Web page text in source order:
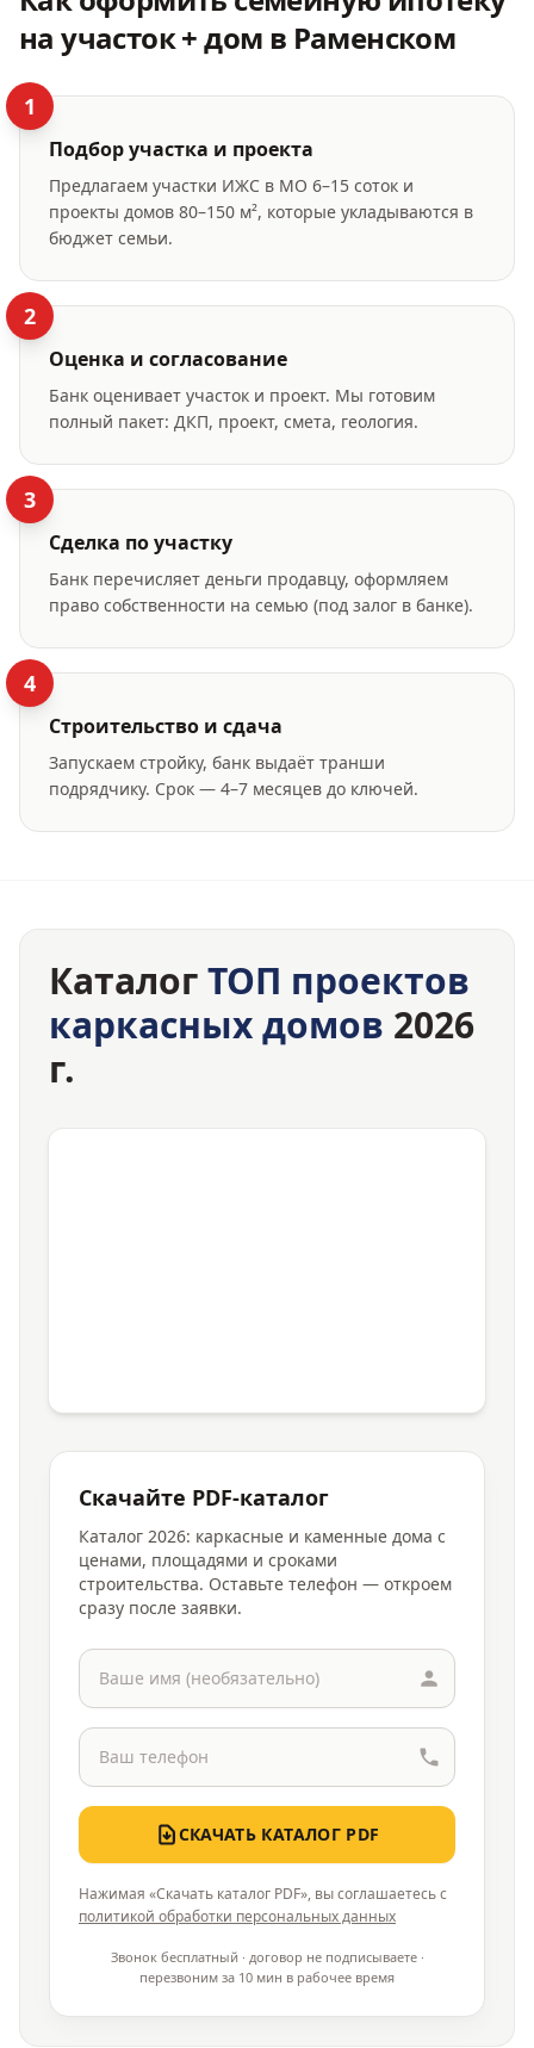
на участок + дом в Раменском
1
Подбор участка и проекта
Предлагаем участки ИЖС в МО 6–15 соток и
проекты домов 80–150 м², которые укладываются в
бюджет семьи.
2
Оценка и согласование
Банк оценивает участок и проект. Мы готовим
полный пакет: ДКП, проект, смета, геология.
3
Сделка по участку
Банк перечисляет деньги продавцу, оформляем
право собственности на семью (под залог в банке).
4
Строительство и сдача
Запускаем стройку, банк выдаёт транши
подрядчику. Срок — 4–7 месяцев до ключей.
КаталогТОП проектов
каркасных домов 2026
г.
Скачайте PDF-каталог
Каталог 2026: каркасные и каменные дома с
ценами, площадями и сроками
строительства. Оставьте телефон — откроем
сразу после заявки.
СКАЧАТЬ КАТАЛОГ PDF
Нажимая «Скачать каталог PDF», вы соглашаетесь с
политикой обработки персональных данных
Звонок бесплатный · договор не подписываете ·
перезвоним за 10 мин в рабочее время